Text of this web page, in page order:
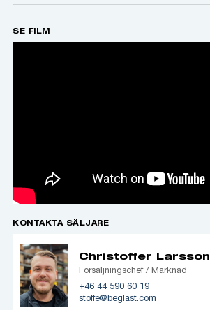
SE FILM
KONTAKTA SÄLJARE
Christoffer Larsson
Försäljningschef / Marknad
+46 44 590 60 19
stoffe@beglast.com